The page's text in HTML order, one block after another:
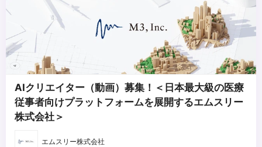
AIクリエイター（動画）募集！＜日本最大級の医療
従事者向けプラットフォームを展開するエムスリー
株式会社＞
エムスリー株式会社